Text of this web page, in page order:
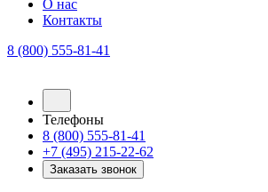
О нас
Контакты
8 (800) 555-81-41
Телефоны
8 (800) 555-81-41
+7 (495) 215-22-62
Заказать звонок